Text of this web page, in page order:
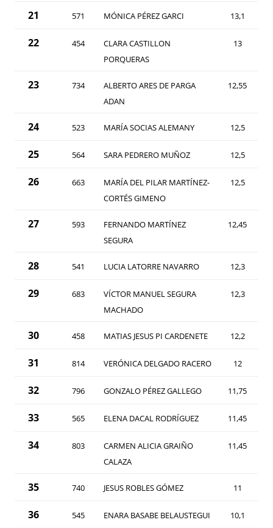
21 571 MÓNICA PÉREZ GARCI 13,1
22 454
CLARA CASTILLON
PORQUERAS
13
23 734
ALBERTO ARES DE PARGA
ADAN
12,55
24 523 MARÍA SOCIAS ALEMANY 12,5
25 564 SARA PEDRERO MUÑOZ 12,5
26 663
MARÍA DEL PILAR MARTÍNEZ-
CORTÉS GIMENO
12,5
27 593
FERNANDO MARTÍNEZ
SEGURA
12,45
28 541 LUCIA LATORRE NAVARRO 12,3
29 683
VÍCTOR MANUEL SEGURA
MACHADO
12,3
30 458 MATIAS JESUS PI CARDENETE 12,2
31 814 VERÓNICA DELGADO RACERO 12
32 796 GONZALO PÉREZ GALLEGO 11,75
33 565 ELENA DACAL RODRÍGUEZ 11,45
34 803
CARMEN ALICIA GRAIÑO
CALAZA
11,45
35 740 JESUS ROBLES GÓMEZ 11
36 545 ENARA BASABE BELAUSTEGUI 10,1